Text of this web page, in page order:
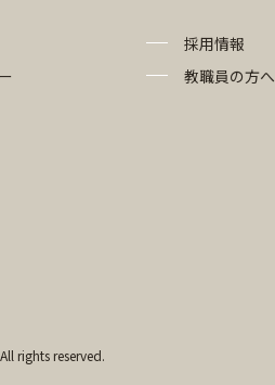
採用情報
教職員の方へ
rights reserved.